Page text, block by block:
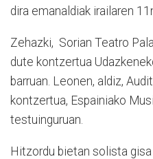
dira emanaldiak irailaren
Zehazki, Sorian Teatro
dute kontzertua
barruan. Leonen, aldiz,
kontzertua, Espainiako
testuinguruan.
Hitzordu bietan solista